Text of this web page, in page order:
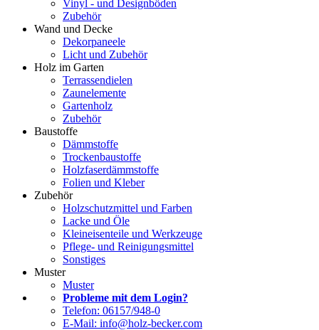
Vinyl - und Designböden
Zubehör
Wand und Decke
Dekorpaneele
Licht und Zubehör
Holz im Garten
Terrassendielen
Zaunelemente
Gartenholz
Zubehör
Baustoffe
Dämmstoffe
Trockenbaustoffe
Holzfaserdämmstoffe
Folien und Kleber
Zubehör
Holzschutzmittel und Farben
Lacke und Öle
Kleineisenteile und Werkzeuge
Pflege- und Reinigungsmittel
Sonstiges
Muster
Muster
Probleme mit dem Login?
Telefon: 06157/948-0
E-Mail: info@holz-becker.com